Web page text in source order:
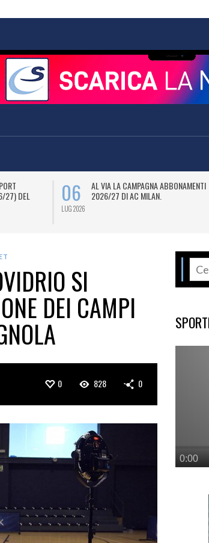
27) DEL
06
LUG 2026
AL VIA LA CAMPAGNA ABBONAMENTI
2026/27 DI AC MILAN.
SI
DEI CAMPI
0 828 0